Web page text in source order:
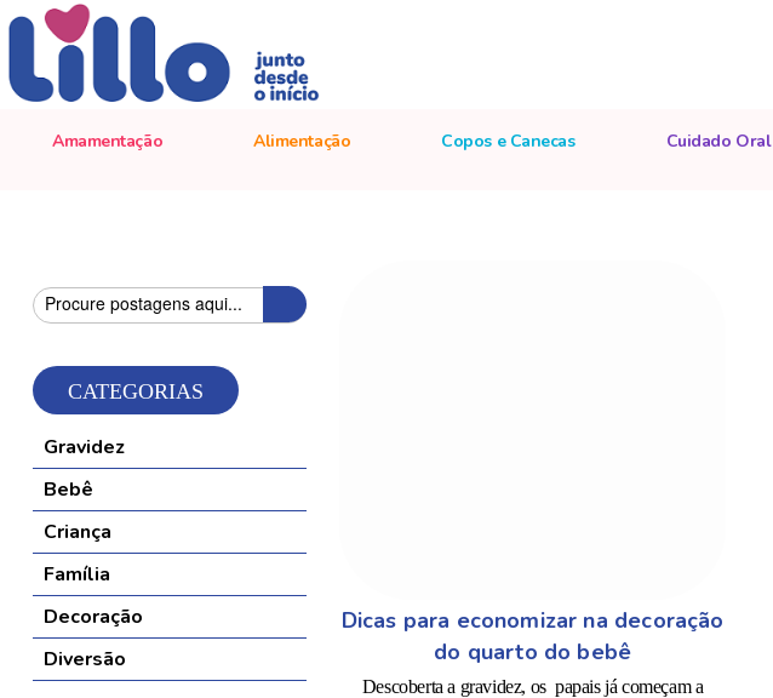
Amamentação Alimentação Copos e Canecas Cuidado Oral
Dicas para economizar na decoração
do quarto do bebê
Descoberta a gravidez, os papais já começam a
Pesquisa
CATEGORIAS
Gravidez
Bebê
Criança
Família
Decoração
Diversão